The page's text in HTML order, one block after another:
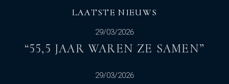
LAATSTE NIEUWS
29/03/2026
“55,5 JAAR WAREN ZE SAMEN”
29/03/2026